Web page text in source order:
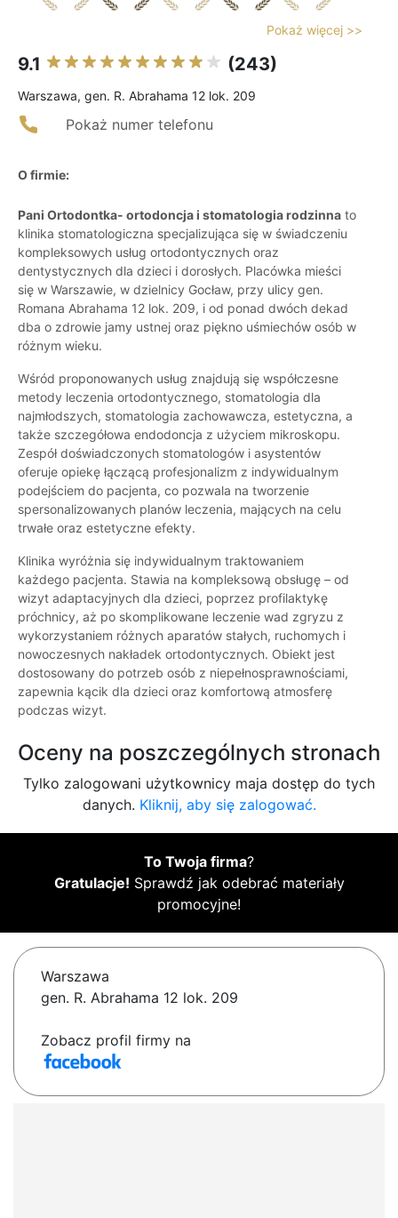
Pokaż więcej >>
9.1 (243)
Warszawa, gen. R. Abrahama 12 lok. 209
Pokaż numer telefonu
O firmie:
Pani Ortodontka- ortodoncja i stomatologia rodzinna to
klinika stomatologiczna specjalizująca się w świadczeniu
kompleksowych usług ortodontycznych oraz
dentystycznych dla dzieci i dorosłych. Placówka mieści
się w Warszawie, w dzielnicy Gocław, przy ulicy gen.
Romana Abrahama 12 lok. 209, i od ponad dwóch dekad
dba o zdrowie jamy ustnej oraz piękno uśmiechów osób w
różnym wieku.
Wśród proponowanych usług znajdują się współczesne
metody leczenia ortodontycznego, stomatologia dla
najmłodszych, stomatologia zachowawcza, estetyczna, a
także szczegółowa endodoncja z użyciem mikroskopu.
Zespół doświadczonych stomatologów i asystentów
oferuje opiekę łączącą profesjonalizm z indywidualnym
podejściem do pacjenta, co pozwala na tworzenie
spersonalizowanych planów leczenia, mających na celu
trwałe oraz estetyczne efekty.
Klinika wyróżnia się indywidualnym traktowaniem
każdego pacjenta. Stawia na kompleksową obsługę – od
wizyt adaptacyjnych dla dzieci, poprzez profilaktykę
próchnicy, aż po skomplikowane leczenie wad zgryzu z
wykorzystaniem różnych aparatów stałych, ruchomych i
nowoczesnych nakładek ortodontycznych. Obiekt jest
dostosowany do potrzeb osób z niepełnosprawnościami,
zapewnia kącik dla dzieci oraz komfortową atmosferę
podczas wizyt.
Oceny na poszczególnych stronach
Tylko zalogowani użytkownicy maja dostęp do tych
danych. Kliknij, aby się zalogować.
To Twoja firma?
Gratulacje! Sprawdź jak odebrać materiały
promocyjne!
Warszawa
gen. R. Abrahama 12 lok. 209
Zobacz profil firmy na